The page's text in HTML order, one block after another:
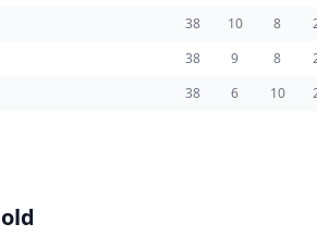
38 10 8
38 9 8
38 6 10
for med alle